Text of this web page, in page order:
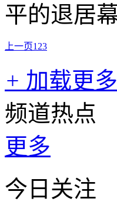
平的退居幕
上一页1 23
+ 加载更
频道热点
更多
今日关注